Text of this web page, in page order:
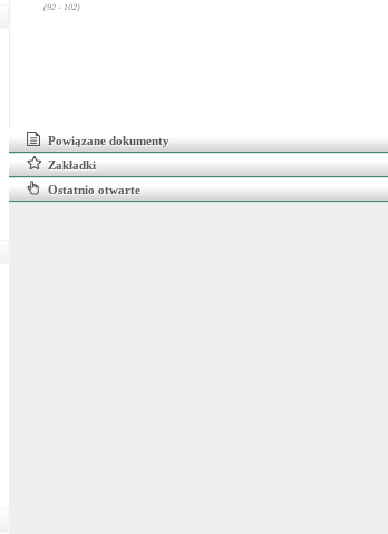
(92 - 102)
Powiązane dokumenty
Zakładki
Ostatnio otwarte